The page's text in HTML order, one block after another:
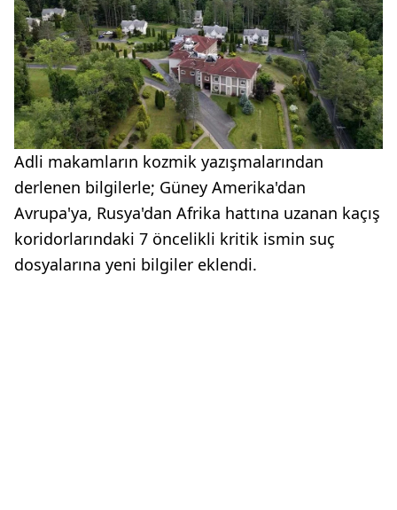
Adli makamların kozmik yazışmalarından
derlenen bilgilerle; Güney Amerika'dan
Avrupa'ya, Rusya'dan Afrika hattına uzanan kaçış
koridorlarındaki 7 öncelikli kritik ismin suç
dosyalarına yeni bilgiler eklendi.